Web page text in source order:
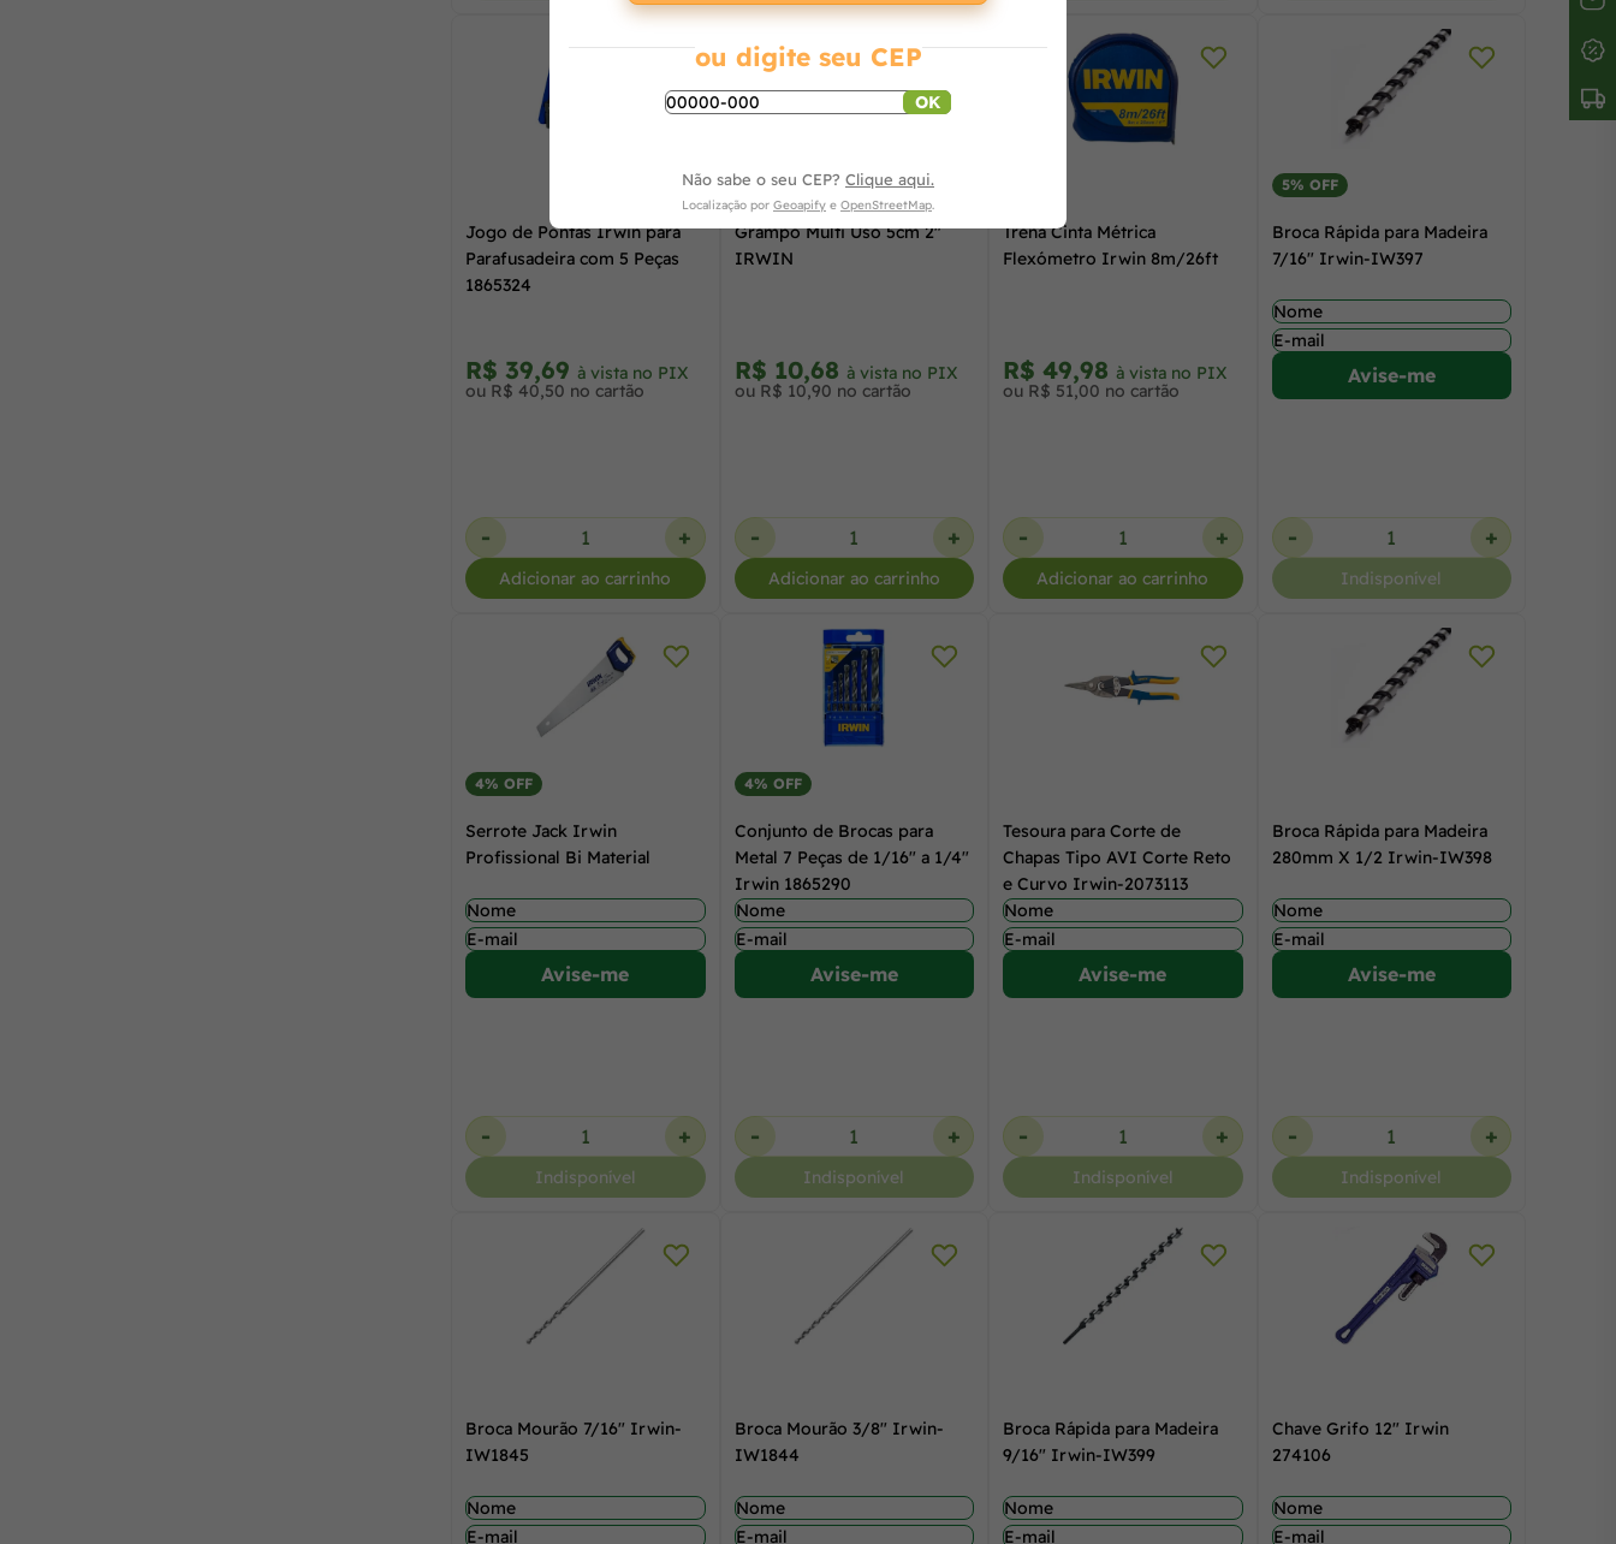
Jogo de Pontas Irwin para
Parafusadeira com 5 Peças
1865324
R$ 39,69 à vista no PIX
ou R$ 40,50 no cartão
- +
Adicionar ao carrinho
Grampo Multi Uso 5cm 2"
IRWIN
R$ 10,68 à vista no PIX
ou R$ 10,90 no cartão
- +
Adicionar ao carrinho
Trena Cinta Métrica
Flexómetro Irwin 8m/26ft
R$ 49,98 à vista no PIX
ou R$ 51,00 no cartão
- +
Adicionar ao carrinho
5% OFF
Broca Rápida para Madeira
7/16" Irwin-IW397
Avise-me
- +
Indisponível
4% OFF
Serrote Jack Irwin
Profissional Bi Material
Avise-me
- +
Indisponível
4% OFF
Conjunto de Brocas para
Metal 7 Peças de 1/16" a 1/4"
Irwin 1865290
Avise-me
- +
Indisponível
Tesoura para Corte de
Chapas Tipo AVI Corte Reto
e Curvo Irwin-2073113
Avise-me
- +
Indisponível
Broca Rápida para Madeira
280mm X 1/2 Irwin-IW398
Avise-me
- +
Indisponível
Broca Mourão 7/16" Irwin-
IW1845
Broca Mourão 3/8" Irwin-
IW1844
Broca Rápida para Madeira
9/16" Irwin-IW399
Chave Grifo 12" Irwin
274106
ou digite seu CEP
OK
Não sabe o seu CEP? Clique aqui.
Localização por Geoapify e OpenStreetMap.